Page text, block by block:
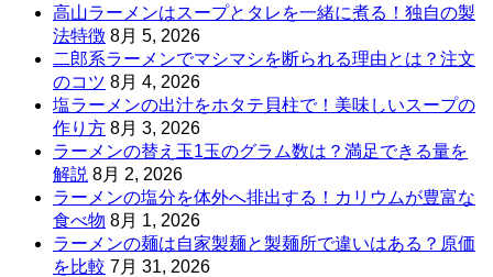
高山ラーメンはスープとタレを一緒に煮る！独自の製
法特徴 8月 5, 2026
二郎系ラーメンでマシマシを断られる理由とは？注文
のコツ 8月 4, 2026
塩ラーメンの出汁をホタテ貝柱で！美味しいスープの
作り方 8月 3, 2026
ラーメンの替え玉1玉のグラム数は？満足できる量を
解説 8月 2, 2026
ラーメンの塩分を体外へ排出する！カリウムが豊富な
食べ物 8月 1, 2026
ラーメンの麺は自家製麺と製麺所で違いはある？原価
を比較 7月 31, 2026